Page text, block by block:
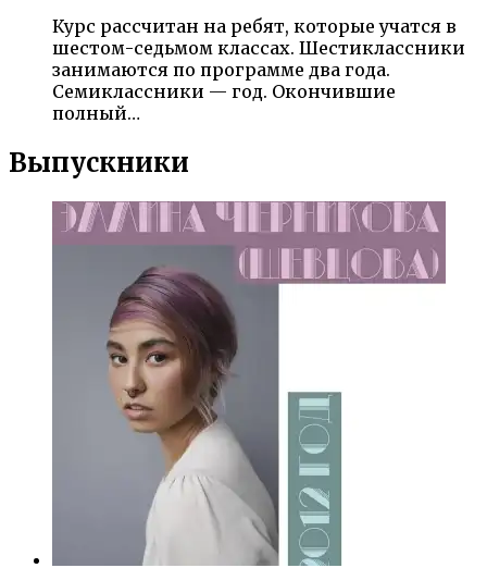
Курс рассчитан на ребят, которые учатся в
шестом-седьмом классах. Шестиклассники
занимаются по программе два года.
Семиклассники — год. Окончившие
полный…
Выпускники